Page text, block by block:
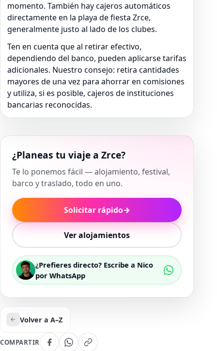
momento. También hay cajeros automáticos
directamente en la playa de fiesta Zrce,
generalmente justo al lado de los clubes.
Ten en cuenta que al retirar efectivo,
dependiendo del banco, pueden aplicarse tarifas
adicionales. Nuestro consejo: retira cantidades
mayores de una vez para ahorrar en comisiones
y utiliza, si es posible, cajeros de instituciones
bancarias reconocidas.
¿Planeas tu viaje a Zrce?
Te lo ponemos fácil — alojamiento, festival,
barco y traslado, todo en uno.
Solicitar rápido→
Ver alojamientos
¿Prefieres directo? Escribe a Nico
por WhatsApp
Volver a A–Z
COMPARTIR